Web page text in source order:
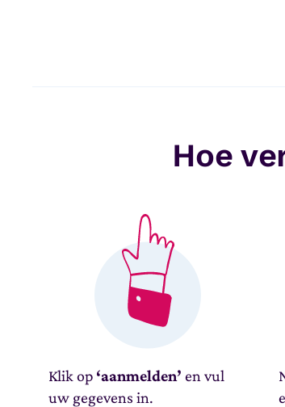
Hoe
Klik op ‘aanmelden’ en vul
uw gegevens in.